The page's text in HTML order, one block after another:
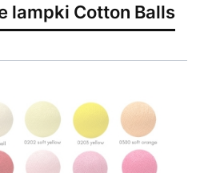
lampki Cotton Balls